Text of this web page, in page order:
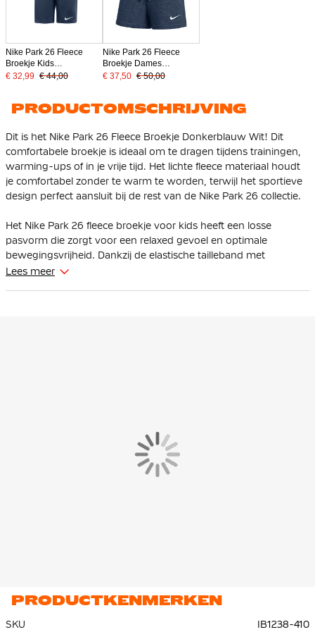
Nike Park 26 Fleece
Broekje Kids
Donkerblauw Wit
€ 32,99 € 44,00
Nike Park 26 Fleece
Broekje Dames
Donkerblauw Wit
€ 37,50 € 50,00
PRODUCTOMSCHRIJVING
Dit is het Nike Park 26 Fleece Broekje Donkerblauw Wit! Dit
comfortabele broekje is ideaal om te dragen tijdens trainingen,
warming-ups of in je vrije tijd. Het lichte fleece materiaal houdt
je comfortabel zonder te warm te worden, terwijl het sportieve
design perfect aansluit bij de rest van de Nike Park 26 collectie.
Het Nike Park 26 fleece broekje voor kids heeft een losse
pasvorm die zorgt voor een relaxed gevoel en optimale
bewegingsvrijheid. Dankzij de elastische tailleband met
trekkoord kun je de pasvorm eenvoudig aanpassen.
Lees meer
PRODUCTKENMERKEN
SKU
IB1238-410